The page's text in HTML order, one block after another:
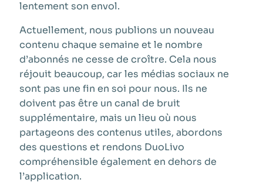
lentement son envol.
Actuellement, nous publions un nouveau
contenu chaque semaine et le nombre
d’abonnés ne cesse de croître. Cela nous
réjouit beaucoup, car les médias sociaux ne
sont pas une fin en soi pour nous. Ils ne
doivent pas être un canal de bruit
supplémentaire, mais un lieu où nous
partageons des contenus utiles, abordons
des questions et rendons DuoLivo
compréhensible également en dehors de
l’application.